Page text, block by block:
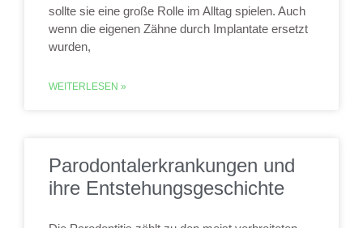
sollte sie eine große Rolle im Alltag spielen. Auch
wenn die eigenen Zähne durch Implantate ersetzt
wurden,
WEITERLESEN »
Parodontalerkrankungen und
ihre Entstehungsgeschichte